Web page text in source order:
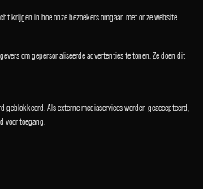
krijgen in hoe onze bezoekers omgaan met onze website.
om gepersonaliseerde advertenties te tonen. Ze doen dit
Als externe mediaservices worden geaccepteerd,
voor toegang.